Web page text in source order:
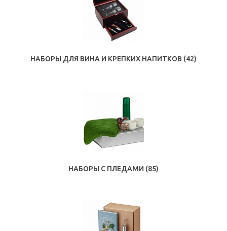
НАБОРЫ ДЛЯ ВИНА И КРЕПКИХ НАПИТКОВ (42)
НАБОРЫ С ПЛЕДАМИ (85)